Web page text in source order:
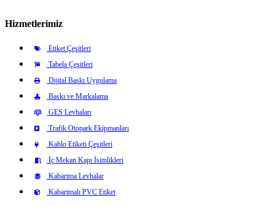
Hizmetlerimiz
Etiket Çeşitleri
Tabela Çeşitleri
Dijital Baskı Uygulama
Baskı ve Markalama
GES Levhaları
Trafik Otopark Ekipmanları
Kablo Etiketi Çeşitleri
İç Mekan Kapı İsimlikleri
Kabartma Levhalar
Kabartmalı PVC Etiket